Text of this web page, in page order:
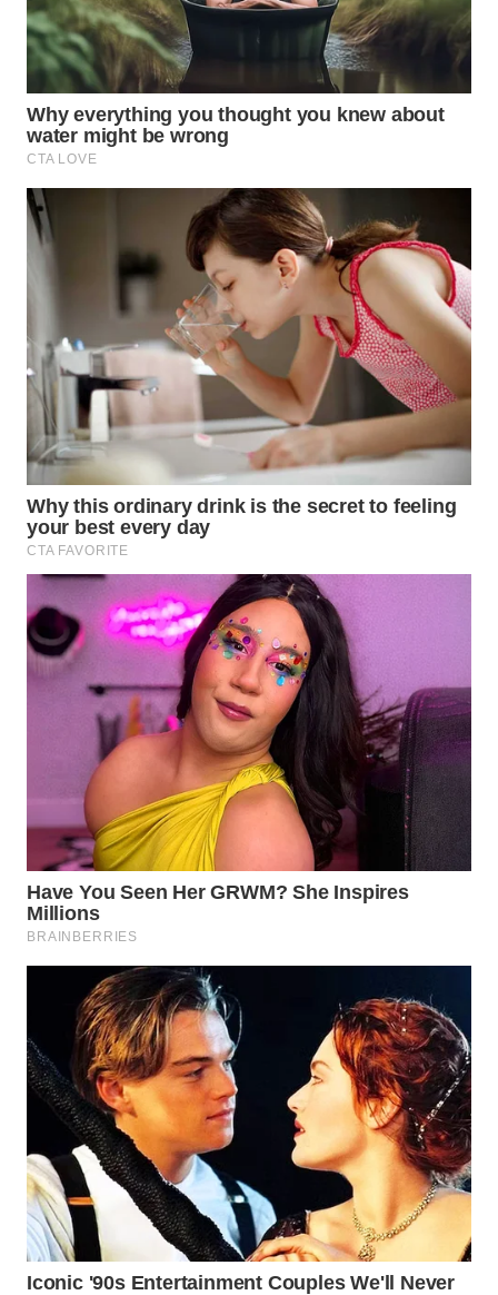
WN
GORONTALO
WN
SULUT
MALUKU
WN
DAIRI
WN
DANAU
TOBA
WN
NIAS
WN
LANGKAT
WN
TAPANULI
WN
TANJUNG
LESUNG
WN
KARO
WN
SIMALUNGUN
WN
LABUHANBATU
WN
TAPANULI
TENGAH
WN DELI
SERDANG